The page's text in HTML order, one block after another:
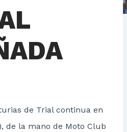
de Trial continua en
de la mano de Moto Club